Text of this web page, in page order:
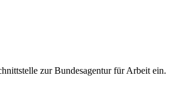
zur Bundesagentur für Arbeit ein.